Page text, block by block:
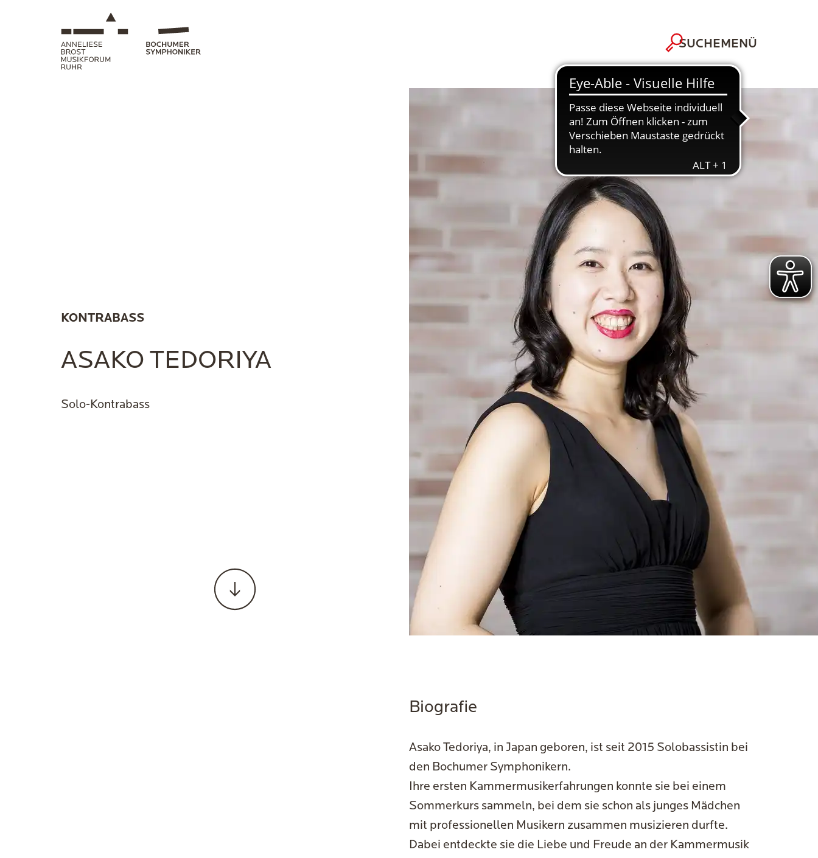
SUCHE MENÜ
KONTRABASS
ASAKO TEDORIYA
Solo-Kontrabass
Biografie
Asako Tedoriya, in Japan geboren, ist seit 2015 Solobassistin bei
den Bochumer Symphonikern.
Ihre ersten Kammermusikerfahrungen konnte sie bei einem
Sommerkurs sammeln, bei dem sie schon als junges Mädchen
mit professionellen Musikern zusammen musizieren durfte.
Dabei entdeckte sie die Liebe und Freude an der Kammermusik